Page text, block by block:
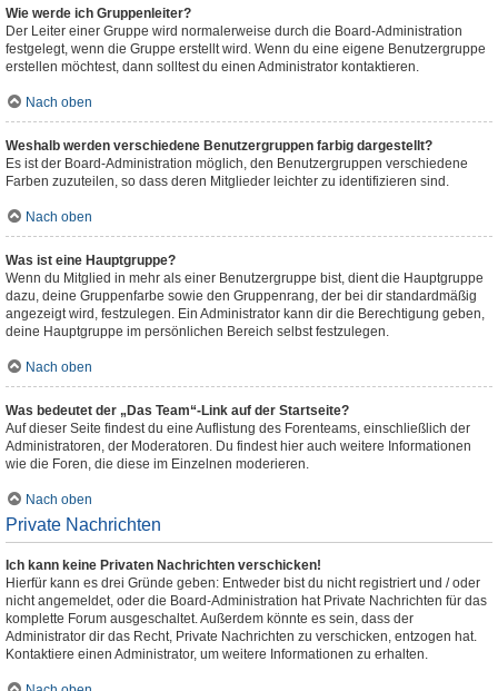
Wie werde ich Gruppenleiter?
Der Leiter einer Gruppe wird normalerweise durch die Board-Administration
festgelegt, wenn die Gruppe erstellt wird. Wenn du eine eigene Benutzergruppe
erstellen möchtest, dann solltest du einen Administrator kontaktieren.
Nach oben
Weshalb werden verschiedene Benutzergruppen farbig dargestellt?
Es ist der Board-Administration möglich, den Benutzergruppen verschiedene
Farben zuzuteilen, so dass deren Mitglieder leichter zu identifizieren sind.
Nach oben
Was ist eine Hauptgruppe?
Wenn du Mitglied in mehr als einer Benutzergruppe bist, dient die Hauptgruppe
dazu, deine Gruppenfarbe sowie den Gruppenrang, der bei dir standardmäßig
angezeigt wird, festzulegen. Ein Administrator kann dir die Berechtigung geben,
deine Hauptgruppe im persönlichen Bereich selbst festzulegen.
Nach oben
Was bedeutet der „Das Team“-Link auf der Startseite?
Auf dieser Seite findest du eine Auflistung des Forenteams, einschließlich der
Administratoren, der Moderatoren. Du findest hier auch weitere Informationen
wie die Foren, die diese im Einzelnen moderieren.
Nach oben
Private Nachrichten
Ich kann keine Privaten Nachrichten verschicken!
Hierfür kann es drei Gründe geben: Entweder bist du nicht registriert und / oder
nicht angemeldet, oder die Board-Administration hat Private Nachrichten für das
komplette Forum ausgeschaltet. Außerdem könnte es sein, dass der
Administrator dir das Recht, Private Nachrichten zu verschicken, entzogen hat.
Kontaktiere einen Administrator, um weitere Informationen zu erhalten.